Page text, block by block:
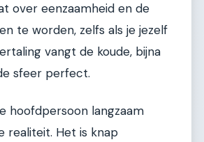
over eenzaamheid en de
te worden, zelfs als je jezelf
vangt de koude, bijna
sfeer perfect.
hoofdpersoon langzaam
realiteit. Het is knap